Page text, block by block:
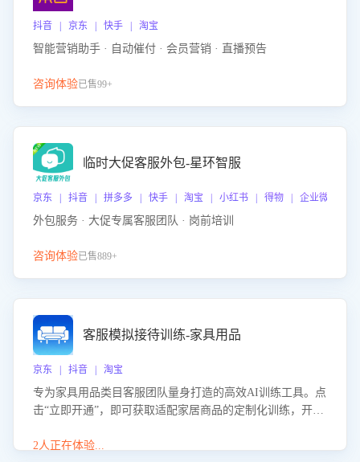
抖音 | 京东 | 快手 | 淘宝
智能营销助手 · 自动催付 · 会员营销 · 直播预告
咨询体验已售99+
临时大促客服外包-星环智服
京东 | 抖音 | 拼多多 | 快手 | 淘宝 | 小红书 | 得物 | 企业微信
外包服务 · 大促专属客服团队 · 岗前培训
咨询体验已售889+
客服模拟接待训练-家具用品
京东 | 抖音 | 淘宝
专为家具用品类目客服团队量身打造的高效AI训练工具。点
击“立即开通”，即可获取适配家居商品的定制化训练，开启
能、尺寸参数咨询等高频场景下的专业应对能力。
2人正在体验...